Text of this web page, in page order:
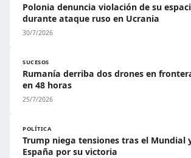
Polonia denuncia violación de su
durante ataque ruso en Ucrania
30/7/2026
SUCESOS
Rumanía derriba dos drones en
en 48 horas
25/7/2026
POLÍTICA
Trump niega tensiones tras el Mundial
España por su victoria